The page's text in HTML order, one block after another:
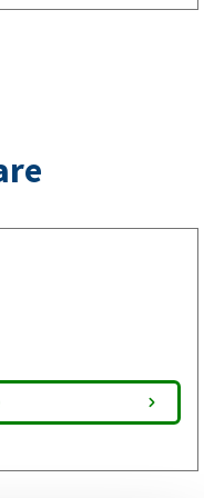
av
uppfattningen av